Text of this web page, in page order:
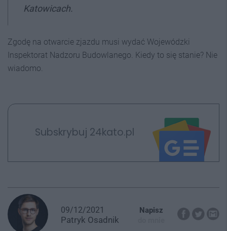
Katowicach.
Zgodę na otwarcie zjazdu musi wydać Wojewódzki
Inspektorat Nadzoru Budowlanego. Kiedy to się stanie? Nie
wiadomo.
Subskrybuj 24kato.pl
09/12/2021
Patryk Osadnik
Napisz